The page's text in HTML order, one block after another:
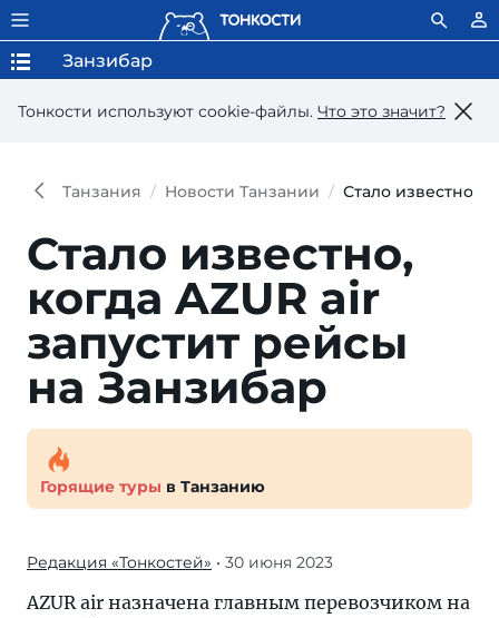
Тонкости используют сookie-файлы. Что это значит?
Занзибар
Танзания Новости Танзании Стало известно,
Стало известно,
когда AZUR air
запустит рейсы
на Занзибар
Горящие туры в Танзанию
Редакция «Тонкостей» • 30 июня 2023
AZUR air назначена главным перевозчиком на